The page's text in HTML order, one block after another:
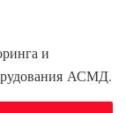
и
АСМД.